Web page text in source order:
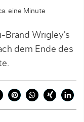
eine Minute
Brand Wrigley’s
dem Ende des